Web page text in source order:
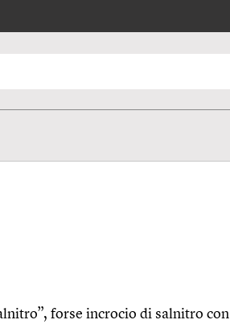
forse incrocio di salnitro con